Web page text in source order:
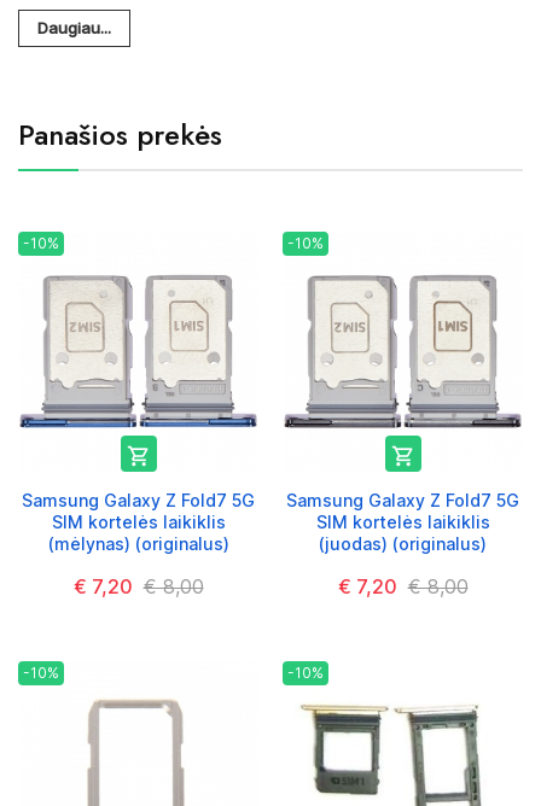
Daugiau...
Panašios prekės
-10%

Samsung Galaxy Z Fold7 5G
SIM kortelės laikiklis
(mėlynas) (originalus)
€ 7,20 € 8,00
-10%

Samsung Galaxy Z Fold7 5G
SIM kortelės laikiklis
(juodas) (originalus)
€ 7,20 € 8,00
-10% -10%